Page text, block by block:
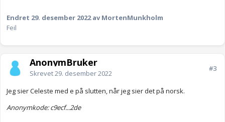
Endret 29. desember 2022av MortenMunkholm
Feil
AnonymBruker
Skrevet29. desember 2022
#3
Jeg sier Celeste med e på slutten, når jeg sier det på norsk.
Anonymkode: c9ecf...2de